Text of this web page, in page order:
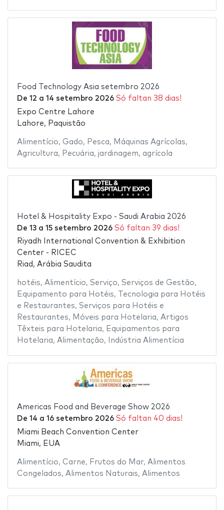
Food Technology Asia setembro 2026
De 12 a 14 setembro 2026 Só faltan 38 dias!
Expo Centre Lahore
Lahore, Paquistão
Alimentício, Gado, Pesca, Máquinas Agrícolas,
Agricultura, Pecuária, jardinagem, agrícola
Hotel & Hospitality Expo - Saudi Arabia 2026
De 13a 15 setembro 2026 Só faltan 39 dias!
Riyadh International Convention & Exhibition
Center - RICEC
Riad, Arábia Saudita
hotéis, Alimentício, Serviço, Serviços de Gestão,
Equipamento para Hotéis,
Tecnologia para Hotéis
e Restaurantes, Serviços para Hotéis e
Restaurantes, Móveis para Hotelaria, Artigos
Têxteis para Hotelaria, Equipamentos para
Hotelaria, Alimentação, Indústria Alimentícia
Americas Food and Beverage Show 2026
De 14 a 16 setembro 2026 Só faltan 40 dias!
Miami Beach Convention Center
Miami, EUA
Alimentício, Carne, Frutos do Mar, Alimentos
Congelados, Alimentos Naturais, Alimentos